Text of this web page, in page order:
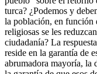
turca? ¿Podemos y
la población, en función
religiosas se les
ciudadanía? La
reside en la garantía de
abrumadora mayoría, la